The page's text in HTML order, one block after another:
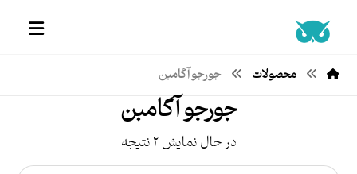
محصولات جورجو آگامبن
جورجو آگامبن
در حال نمایش ۲ نتیجه